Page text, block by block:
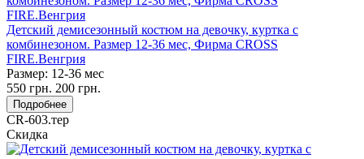
Детский демисезонный костюм на девочку, куртка с
комбинезоном. Размер 12-36 мес, Фирма CROSS
FIRE.Венгрия
Размер: 12-36 мес
550 грн. 200 грн.
Подробнее
CR-603.тер
Скидка